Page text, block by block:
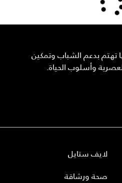
تهتم بدعم الشباب وتمكين
وأسلوب الحياة.
لايف ستايل
صحة ورشاقة